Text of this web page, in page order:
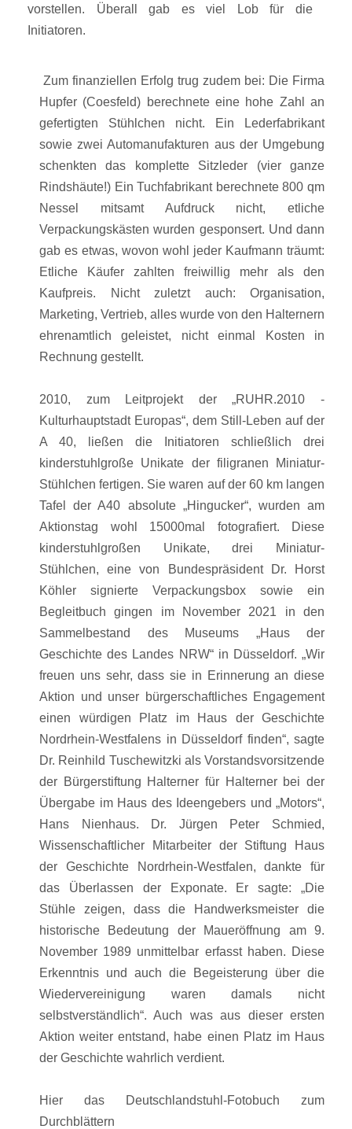
vorstellen. Überall gab es viel Lob für die
Initiatoren.
Zum finanziellen Erfolg trug zudem bei: Die Firma
Hupfer (Coesfeld) berechnete eine hohe Zahl an
gefertigten Stühlchen nicht. Ein Lederfabrikant
sowie zwei Automanufakturen aus der Umgebung
schenkten das komplette Sitzleder (vier ganze
Rindshäute!) Ein Tuchfabrikant berechnete 800 qm
Nessel mitsamt Aufdruck nicht, etliche
Verpackungskästen wurden gesponsert. Und dann
gab es etwas, wovon wohl jeder Kaufmann träumt:
Etliche Käufer zahlten freiwillig mehr als den
Kaufpreis. Nicht zuletzt auch: Organisation,
Marketing, Vertrieb, alles wurde von den Halternern
ehrenamtlich geleistet, nicht einmal Kosten in
Rechnung gestellt.
2010, zum Leitprojekt der „RUHR.2010 -
Kulturhauptstadt Europas“, dem Still-Leben auf der
A 40, ließen die Initiatoren schließlich drei
kinderstuhlgroße Unikate der filigranen Miniatur-
Stühlchen fertigen. Sie waren auf der 60 km langen
Tafel der A40 absolute „Hingucker“, wurden am
Aktionstag wohl 15000mal fotografiert. Diese
kinderstuhlgroßen Unikate, drei Miniatur-
Stühlchen, eine von Bundespräsident Dr. Horst
Köhler signierte Verpackungsbox sowie ein
Begleitbuch gingen im November 2021 in den
Sammelbestand des Museums „Haus der
Geschichte des Landes NRW“ in Düsseldorf. „Wir
freuen uns sehr, dass sie in Erinnerung an diese
Aktion und unser bürgerschaftliches Engagement
einen würdigen Platz im Haus der Geschichte
Nordrhein-Westfalens in Düsseldorf finden“, sagte
Dr. Reinhild Tuschewitzki als Vorstandsvorsitzende
der Bürgerstiftung Halterner für Halterner bei der
Übergabe im Haus des Ideengebers und „Motors“,
Hans Nienhaus. Dr. Jürgen Peter Schmied,
Wissenschaftlicher Mitarbeiter der Stiftung Haus
der Geschichte Nordrhein-Westfalen, dankte für
das Überlassen der Exponate. Er sagte: „Die
Stühle zeigen, dass die Handwerksmeister die
historische Bedeutung der Maueröffnung am 9.
November 1989 unmittelbar erfasst haben. Diese
Erkenntnis und auch die Begeisterung über die
Wiedervereinigung waren damals nicht
selbstverständlich“. Auch was aus dieser ersten
Aktion weiter entstand, habe einen Platz im Haus
der Geschichte wahrlich verdient.
Hier das Deutschlandstuhl-Fotobuch zum
Durchblättern